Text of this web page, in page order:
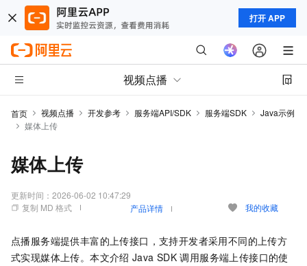
打开 APP
视频点播
首页 视频点播 开发参考 服务端API/SDK 服务端SDK
Java示例
媒体上传
媒体上传
更新时间： 2026-06-02 10:47:29
复制 MD 格式
产品详情 我的收藏
点播服务端提供丰富的上传接口，支持开发者采用不同的上传方
式实现媒体上传。本文介绍 Java SDK 调用服务端上传接口的使